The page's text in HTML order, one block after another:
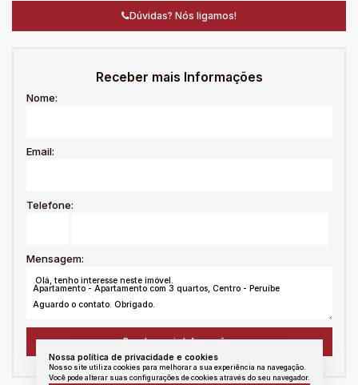
Nossa política de privacidade e cookies
Nosso site utiliza cookies para melhorar a sua experiência na navegação.
Você pode alterar suas configurações de cookies através do seu navegador.
Dúvidas? Nós ligamos!
Receber mais Informações
Nome:
Email:
Telefone:
Mensagem: